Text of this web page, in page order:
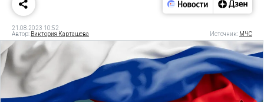
21.08.2023 10:52
Автор: Виктория Карташева Источник: МЧС